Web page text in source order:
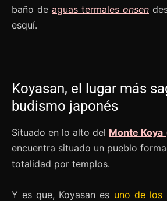
baño de aguas termales onsen
esquí.
Koyasan, el lugar más
budismo japonés
Situado en lo alto del Monte Koya
encuentra situado un pueblo
totalidad por templos.
Y es que, Koyasan es uno de los